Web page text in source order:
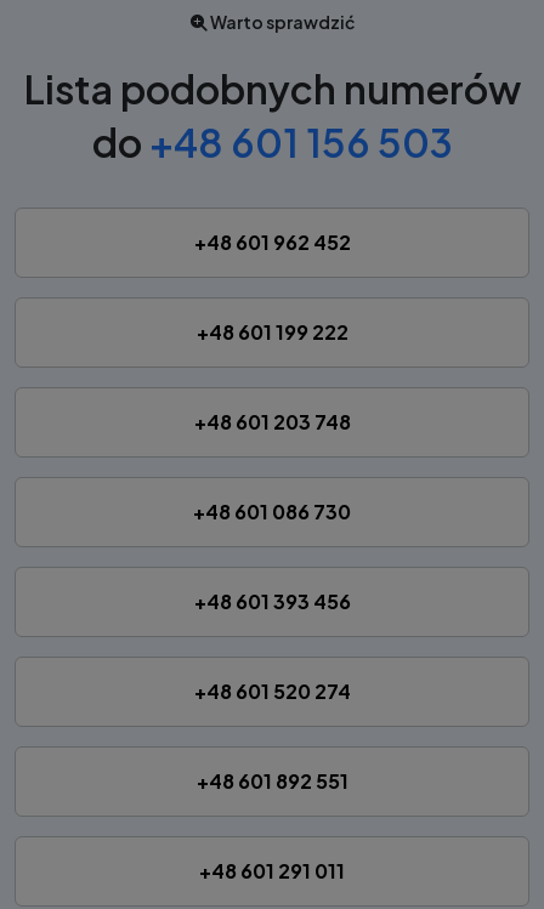
Warto sprawdzić
Lista podobnych numerów
do +48 601 156 503
+48 601 962 452
+48 601 199 222
+48 601 203 748
+48 601 086 730
+48 601 393 456
+48 601 520 274
+48 601 892 551
+48 601 291 011